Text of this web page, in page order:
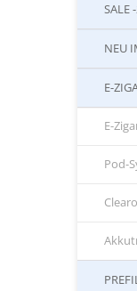
SALE
NEU
E-
E-
Pod-